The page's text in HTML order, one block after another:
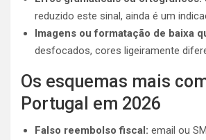
reduzido este sinal, ainda é um
Imagens ou formatação de baixa
desfocados, cores ligeiramente
Os esquemas mais
Portugal em 2026
Falso reembolso fiscal: email ou